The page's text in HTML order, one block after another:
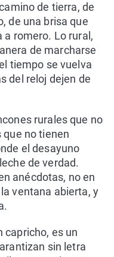
de tierra, de
de una brisa que
romero. Lo rural,
de marcharse
tiempo se vuelva
del reloj dejen de
rurales que no
que no tienen
el desayuno
de verdad.
anécdotas, no en
ventana abierta, y
capricho, es un
sin letra